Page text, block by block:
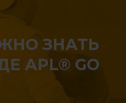
ЗНАТЬ
APL® GO